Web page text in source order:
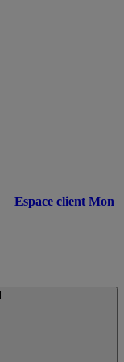
Espace client Mon